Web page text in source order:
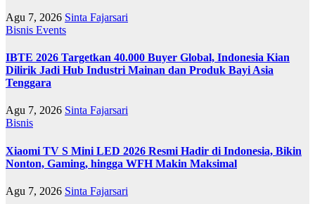
Agu 7, 2026 Sinta Fajarsari
Bisnis Events
IBTE 2026 Targetkan 40.000 Buyer Global, Indonesia Kian
Dilirik Jadi Hub Industri Mainan dan Produk Bayi Asia
Tenggara
Agu 7, 2026 Sinta Fajarsari
Bisnis
Xiaomi TV S Mini LED 2026 Resmi Hadir di Indonesia, Bikin
Nonton, Gaming, hingga WFH Makin Maksimal
Agu 7, 2026 Sinta Fajarsari